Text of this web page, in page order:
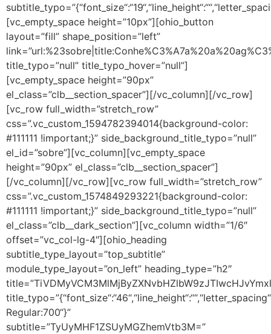
[vc_empty_space height=”10px”][ohio_button
layout=”fill” shape_position=”left”
title_typo=”null” title_typo_hover=”null”]
[vc_empty_space height=”90px”
el_class=”clb__section_spacer”][/vc_column][/vc_row]
[vc_row full_width=”stretch_row”
css=”.vc_custom_1594782394014{background-color:
#111111 !important;}” side_background_title_typo=”null”
el_id=”sobre”][vc_column][vc_empty_space
height=”90px” el_class=”clb__section_spacer”]
[/vc_column][/vc_row][vc_row full_width=”stretch_row”
css=”.vc_custom_1574849293221{background-color:
#111111 !important;}” side_background_title_typo=”null”
el_class=”clb__dark_section”][vc_column width=”1/6″
offset=”vc_col-lg-4″][ohio_heading
subtitle_type_layout=”top_subtitle”
module_type_layout=”on_left” heading_type=”h2″
Regular:700“}”
subtitle=”TyUyMHF1ZSUyMGZhemVtb3M=”